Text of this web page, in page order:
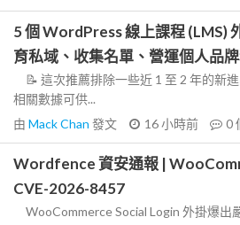
5 個 WordPress 線上課程 (LMS)
育私域、收集名單、營運個人品
📝 這次推薦排除一些近 1 至 2 年的新
相關數據可供...
由 Mack Chan 發文 16 小時前 0
Wordfence 資安通報 |
CVE-2026-8457
WooCommerce Social Login 外掛爆出